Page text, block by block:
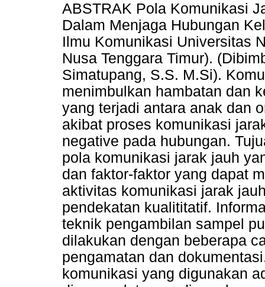
ABSTRAK Pola Komunikasi
Dalam Menjaga Hubungan
Ilmu Komunikasi Universitas
Nusa Tenggara Timur).
Simatupang, S.S. M.Si).
menimbulkan hambatan dan
yang terjadi antara anak dan
akibat proses komunikasi
negative pada hubungan.
pola komunikasi jarak jauh
dan faktor-faktor yang dapat
aktivitas komunikasi jarak
pendekatan kualititatif.
teknik pengambilan sampel
dilakukan dengan beberapa
pengamatan dan
komunikasi yang digunakan